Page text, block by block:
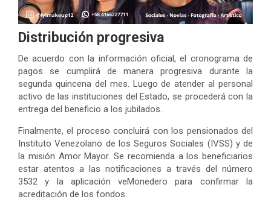
Distribución progresiva
De acuerdo con la información oficial, el cronograma de
pagos se cumplirá de manera progresiva durante la
segunda quincena del mes. Luego de atender al personal
activo de las instituciones del Estado, se procederá con la
entrega del beneficio a los jubilados.
Finalmente, el proceso concluirá con los pensionados del
Instituto Venezolano de los Seguros Sociales (IVSS) y de
la misión Amor Mayor. Se recomienda a los beneficiarios
estar atentos a las notificaciones a través del número
3532 y la aplicación veMonedero para confirmar la
acreditación de los fondos.